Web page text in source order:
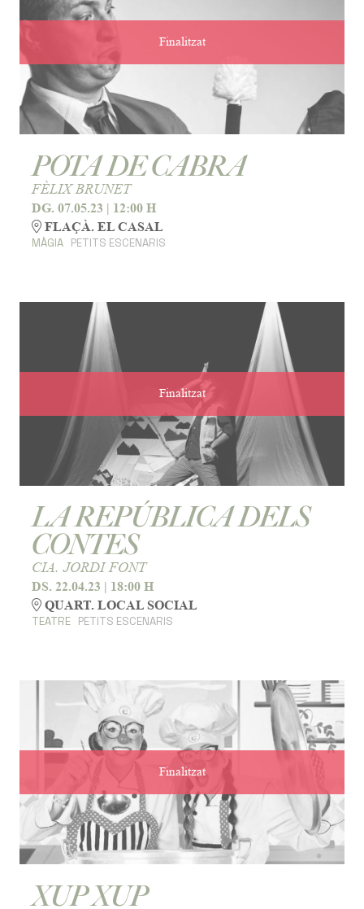
Finalitzat
POTA DE CABRA
FÈLIX BRUNET
DG. 07.05.23 | 12:00 H
FLAÇÀ. EL CASAL
MÀGIA PETITS ESCENARIS
Finalitzat
LA REPÚBLICA DELS
CONTES
CIA. JORDI FONT
DS. 22.04.23 | 18:00 H
QUART. LOCAL SOCIAL
TEATRE PETITS ESCENARIS
Finalitzat
XUP XUP